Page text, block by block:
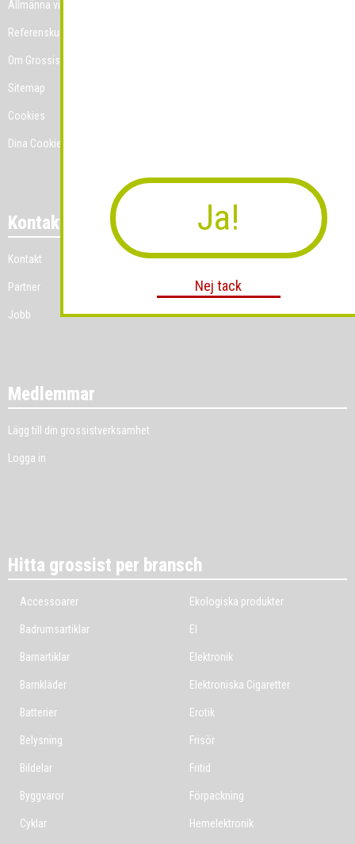
Allmänna villkor
Referenskunder
Om Grossist.se
Sitemap
Cookies
Dina Cookie-prefenser
Kontakt
Kontakt
Partner
Jobb
Medlemmar
Lägg till din grossistverksamhet
Logga in
Hitta grossist per bransch
Accessoarer
Badrumsartiklar
Barnartiklar
Barnkläder
Batterier
Belysning
Bildelar
Byggvaror
Cyklar
Ekologiska produkter
El
Elektronik
Elektroniska Cigaretter
Erotik
Frisör
Fritid
Förpackning
Hemelektronik
Ja!
Nej tack